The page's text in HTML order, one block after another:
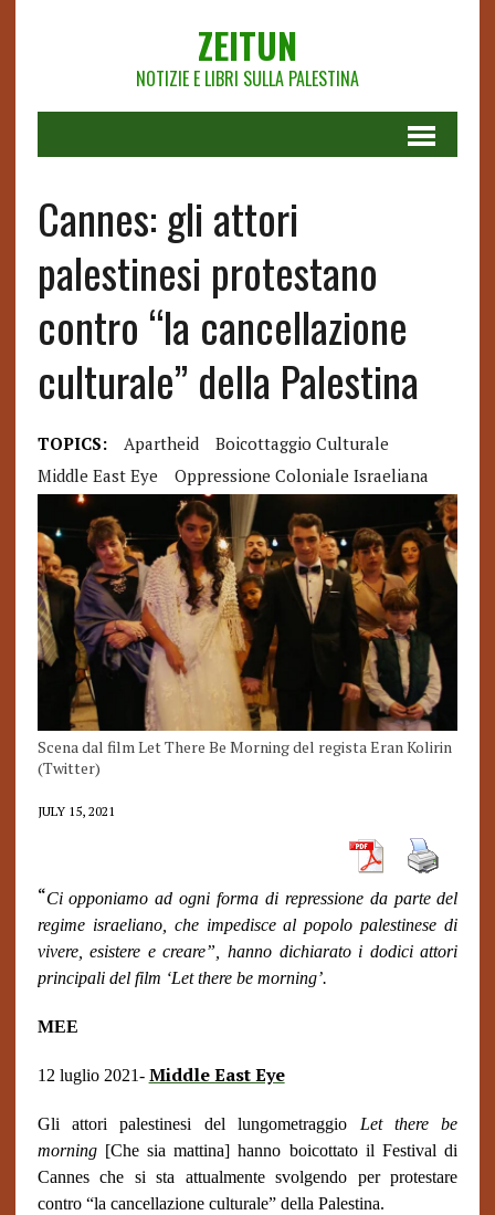
ZEITUN
NOTIZIE E LIBRI SULLA PALESTINA
Cannes: gli attori
palestinesi protestano
contro “la cancellazione
culturale” della Palestina
TOPICS: Apartheid
Boicottaggio Culturale
Middle East Eye
Oppressione Coloniale Israeliana
Scena dal film Let There Be Morning del regista Eran Kolirin
(Twitter)
JULY 15, 2021
“Ci opponiamo ad ogni forma di repressione da parte del
regime israeliano, che impedisce al popolo palestinese di
vivere, esistere e creare”, hanno dichiarato i dodici attori
principali del film ‘Let there be morning’.
MEE
12 luglio 2021- Middle East Eye
Gli attori palestinesi del lungometraggio Let there be
morning[Che sia mattina] hanno boicottato il Festival di
Cannes che si sta attualmente svolgendo per protestare
contro “la cancellazione culturale” della Palestina.